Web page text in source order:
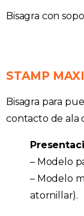
Bisagra con
STAMP MAXI
Bisagra para
contacto de ala
– Modelo
– Modelo
atornillar).